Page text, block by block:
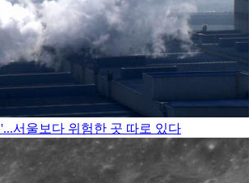
서울보다 위험한 곳 따로 있다